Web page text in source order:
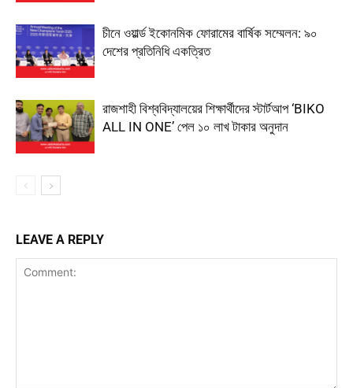
চীনে ওয়ার্ল্ড ইকোনমিক ফোরামের বার্ষিক সম্মেলন: ৯০
দেশের প্রতিনিধি একত্রিত
রাজশাহী বিশ্ববিদ্যালয়ের শিক্ষার্থীদের স্টার্টআপ ‘BIKO
ALL IN ONE’ পেল ১০ লাখ টাকার অনুদান
LEAVE A REPLY